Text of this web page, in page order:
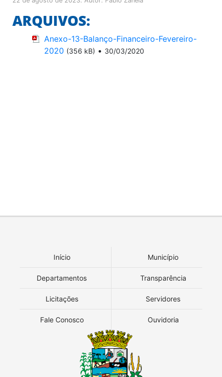
ARQUIVOS:
Anexo-13-Balanço-Financeiro-Fevereiro-
2020 (356 kB) • 30/03/2020
Início Município
Departamentos Transparência
Licitações Servidores
Fale Conosco Ouvidoria